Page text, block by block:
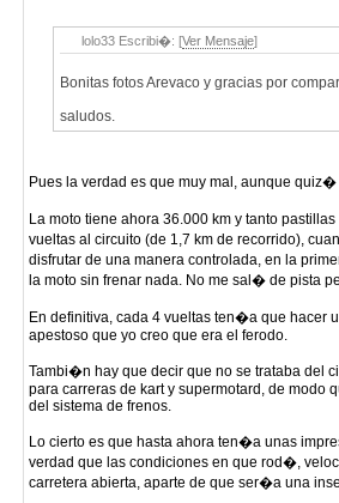
lolo33 Escribi�: [Ver Mensaje]
Bonitas fotos Arevaco y gracias por
saludos.
Pues la verdad es que muy mal, aunque
La moto tiene ahora 36.000 km y tanto
vueltas al circuito (de 1,7 km de recorrido),
disfrutar de una manera controlada, en la
la moto sin frenar nada. No me sal� de pista
En definitiva, cada 4 vueltas ten�a que hacer
apestoso que yo creo que era el ferodo.
Tambi�n hay que decir que no se trataba del
para carreras de kart y supermotard, de modo
del sistema de frenos.
Lo cierto es que hasta ahora ten�a unas
verdad que las condiciones en que rod�,
carretera abierta, aparte de que ser�a una